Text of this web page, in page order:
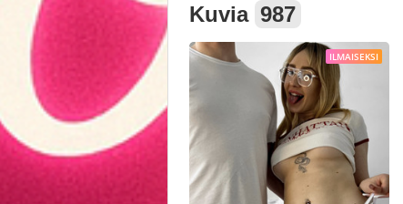
Kuvia 987
ILMAISEKSI